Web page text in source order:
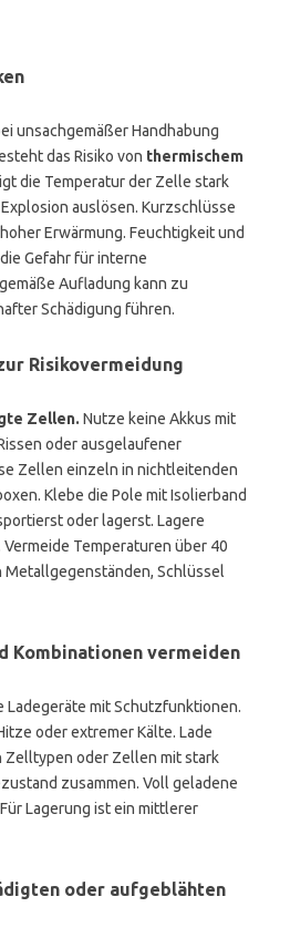
unsachgemäßer Handhabung
das Risiko von thermischem
die Temperatur der Zelle stark
auslösen. Kurzschlüsse
Erwärmung. Feuchtigkeit und
Gefahr für interne
Aufladung kann zu
Schädigung führen.
Risikovermeidung
Zellen. Nutze keine Akkus mit
oder ausgelaufener
Zellen einzeln in nichtleitenden
Klebe die Pole mit Isolierband
oder lagerst. Lagere
Temperaturen über 40
Metallgegenständen, Schlüssel
Kombinationen vermeiden
Ladegeräte mit Schutzfunktionen.
oder extremer Kälte. Lade
Zelltypen oder Zellen mit stark
zusammen. Voll geladene
Lagerung ist ein mittlerer
oder aufgeblähten